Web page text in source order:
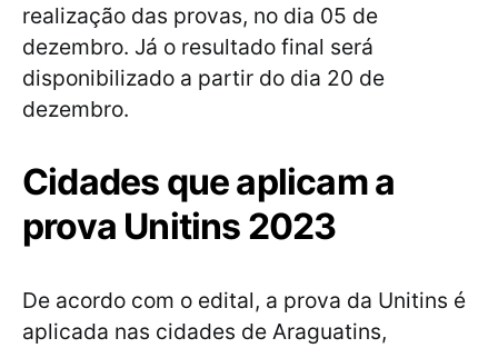
realização das provas, no dia 05 de
dezembro. Já o resultado final será
disponibilizado a partir do dia 20 de
dezembro.
Cidades que aplicam a
prova Unitins 2023
De acordo com o edital, a prova da Unitins é
aplicada nas cidades de Araguatins,